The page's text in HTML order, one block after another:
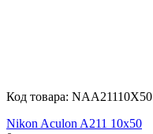
Код товара: NAA21110X50
Nikon Aculon A211 10x50